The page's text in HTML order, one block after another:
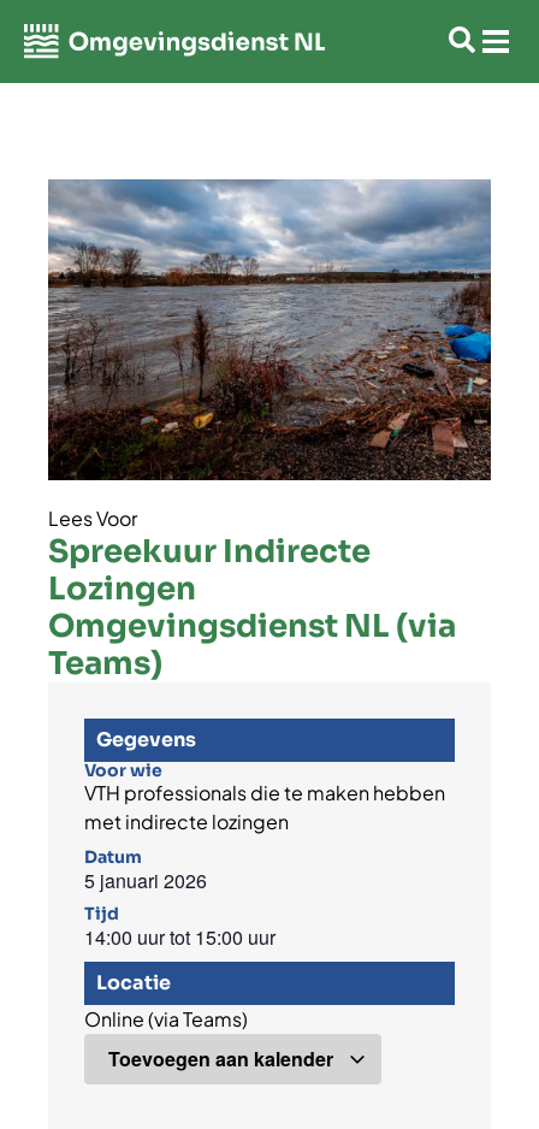
Lees Voor
Spreekuur Indirecte
Lozingen
Omgevingsdienst NL (via
Teams)
Gegevens
Voor wie
VTH professionals die te maken hebben
met indirecte lozingen
Datum
5 januari 2026
Tijd
14:00 uurtot 15:00 uur
Locatie
Online (via Teams)
Toevoegen aan kalender